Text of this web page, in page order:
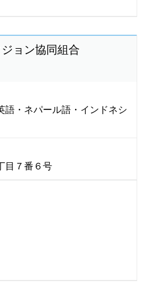
ョン協同組合
語・ネパール語・インドネシ
目７番６号